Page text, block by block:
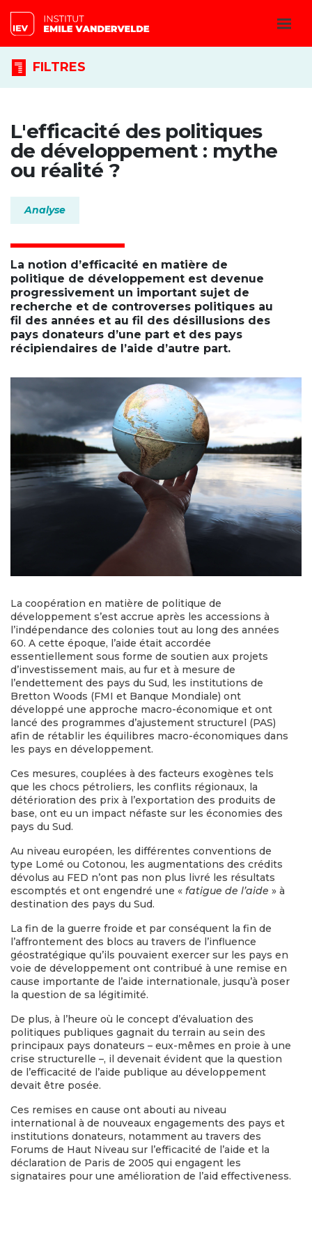
FILTRES
L'efficacité des politiques
de développement : mythe
ou réalité ?
Analyse
La notion d’efficacité en matière de
politique de développement est devenue
progressivement un important sujet de
recherche et de controverses politiques au
fil des années et au fil des désillusions des
pays donateurs d’une part et des pays
récipiendaires de l’aide d’autre part.
La coopération en matière de politique de
développement s’est accrue après les accessions à
l’indépendance des colonies tout au long des années
60. A cette époque, l’aide était accordée
essentiellement sous forme de soutien aux projets
d’investissement mais, au fur et à mesure de
l’endettement des pays du Sud, les institutions de
Bretton Woods (FMI et Banque Mondiale) ont
développé une approche macro-économique et ont
lancé des programmes d’ajustement structurel (PAS)
afin de rétablir les équilibres macro-économiques dans
les pays en développement.
Ces mesures, couplées à des facteurs exogènes tels
que les chocs pétroliers, les conflits régionaux, la
détérioration des prix à l’exportation des produits de
base, ont eu un impact néfaste sur les économies des
pays du Sud.
Au niveau européen, les différentes conventions de
type Lomé ou Cotonou, les augmentations des crédits
dévolus au FED n’ont pas non plus livré les résultats
escomptés et ont engendré une « fatigue de l’aide » à
destination des pays du Sud.
La fin de la guerre froide et par conséquent la fin de
l’affrontement des blocs au travers de l’influence
géostratégique qu’ils pouvaient exercer sur les pays en
voie de développement ont contribué à une remise en
cause importante de l’aide internationale, jusqu’à poser
la question de sa légitimité.
De plus, à l’heure où le concept d’évaluation des
politiques publiques gagnait du terrain au sein des
principaux pays donateurs – eux-mêmes en proie à une
crise structurelle –, il devenait évident que la question
de l’efficacité de l’aide publique au développement
devait être posée.
Ces remises en cause ont abouti au niveau
international à de nouveaux engagements des pays et
institutions donateurs, notamment au travers des
Forums de Haut Niveau sur l’efficacité de l’aide et la
déclaration de Paris de 2005 qui engagent les
signataires pour une amélioration de l’aid effectiveness.